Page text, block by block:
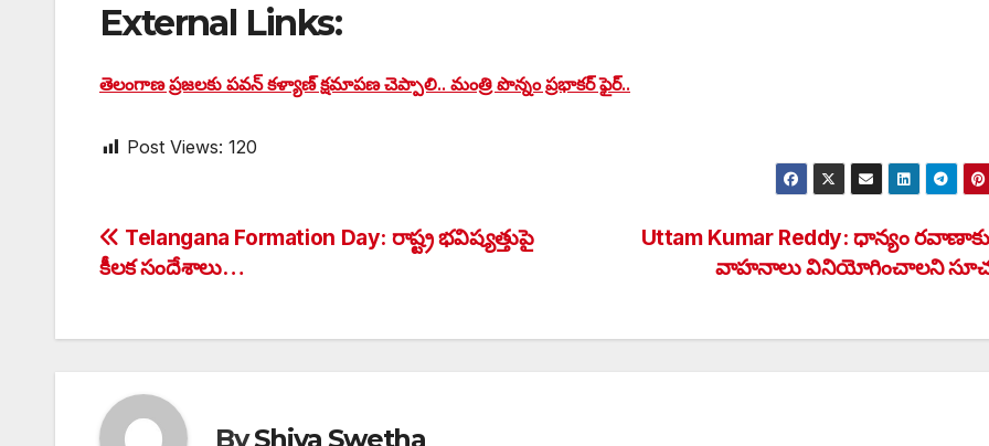
External Links:
తెలంగాణ ప్రజలకు పవన్ కళ్యాణ్ క్షమాపణ చెప్పాలి.. మంత్రి పొన్నం ప్రభాకర్ ఫైర్..
Post Views: 120
Post
Uttam Kumar Reddy: ధాన్యం
వాహనాలు వినియోగించాలని
Telangana Formation Day: రాష్ట్ర భవిష్యత్తుపై
కీలక సందేశాలు…
ByShiva Swetha